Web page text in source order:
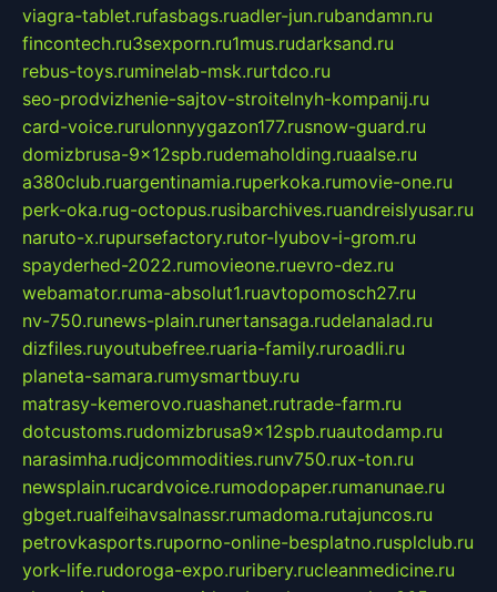
viagra-tablet.rufasbags.ruadler-jun.rubandamn.ru
fincontech.ru3sexporn.ru1mus.rudarksand.ru
rebus-toys.ruminelab-msk.rurtdco.ru
seo-prodvizhenie-sajtov-stroitelnyh-kompanij.ru
card-voice.rurulonnyygazon177.rusnow-guard.ru
domizbrusa-9x12spb.rudemaholding.ruaalse.ru
a380club.ruargentinamia.ruperkoka.rumovie-one.ru
perk-oka.rug-octopus.rusibarchives.ruandreislyusar.ru
naruto-x.rupursefactory.rutor-lyubov-i-grom.ru
spayderhed-2022.rumovieone.ruevro-dez.ru
webamator.ruma-absolut1.ruavtopomosch27.ru
nv-750.runews-plain.runertansaga.rudelanalad.ru
dizfiles.ruyoutubefree.ruaria-family.ruroadli.ru
planeta-samara.rumysmartbuy.ru
matrasy-kemerovo.ruashanet.rutrade-farm.ru
dotcustoms.rudomizbrusa9x12spb.ruautodamp.ru
narasimha.rudjcommodities.runv750.rux-ton.ru
newsplain.rucardvoice.rumodopaper.rumanunae.ru
gbget.rualfeihavsalnassr.rumadoma.rutajuncos.ru
petrovkasports.ruporno-online-besplatno.rusplclub.ru
york-life.rudoroga-expo.ruribery.rucleanmedicine.ru